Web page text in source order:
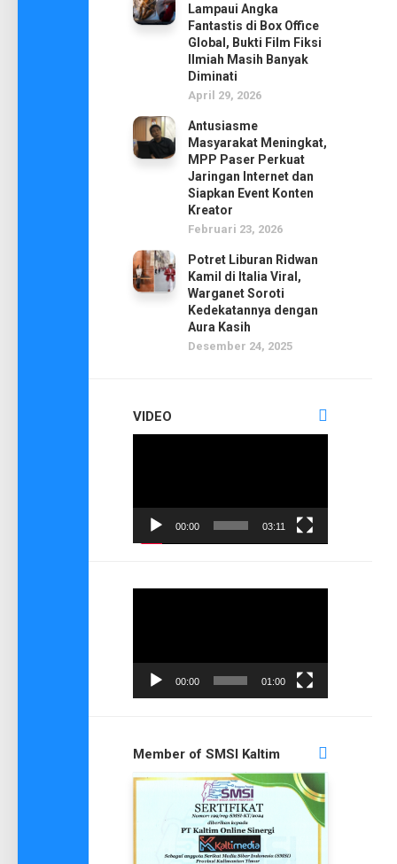
Lampaui Angka
Fantastis di Box Office
Global, Bukti Film Fiksi
Ilmiah Masih Banyak
Diminati
April 29, 2026
Antusiasme
Masyarakat Meningkat,
MPP Paser Perkuat
Jaringan Internet dan
Siapkan Event Konten
Kreator
Februari 23, 2026
Potret Liburan Ridwan
Kamil di Italia Viral,
Warganet Soroti
Kedekatannya dengan
Aura Kasih
Desember 24, 2025
VIDEO
00:00 03:11
00:00 01:00
Member of SMSI Kaltim